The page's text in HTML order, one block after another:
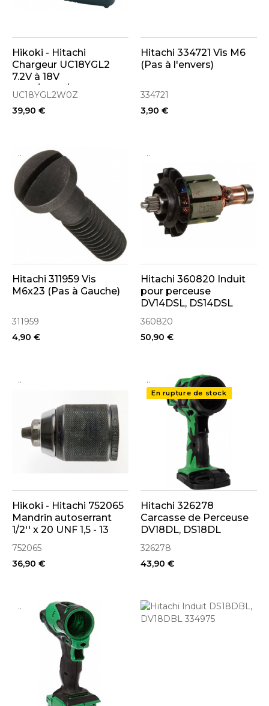
Hikoki - Hitachi
Chargeur UC18YGL2
7.2V à 18V
NiCd/NiMh/Li-ion à
insert
UC18YGL2W0Z
39,90 €
Hitachi 334721 Vis M6
(Pas à l'envers)
334721
3,90 €
..
Hitachi 311959 Vis
M6x23 (Pas à Gauche)
311959
4,90 €
..
Hitachi 360820 Induit
pour perceuse
DV14DSL, DS14DSL
360820
50,90 €
..
Hikoki - Hitachi 752065
Mandrin autoserrant
1/2'' x 20 UNF 1,5 - 13
mm
752065
36,90 €
..
En rupture de stock
Hitachi 326278
Carcasse de Perceuse
DV18DL, DS18DL
326278
43,90 €
.. ..